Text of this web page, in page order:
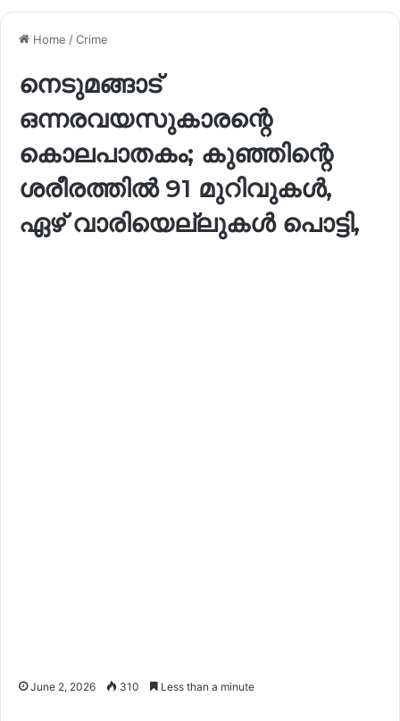
Home /Crime
നെടുമങ്ങാട്
ഒന്നരവയസുകാരന്റെ
കൊലപാതകം; കുഞ്ഞിന്റെ
ശരീരത്തിൽ 91 മുറിവുകൾ,
ഏഴ് വാരിയെല്ലുകൾ പൊട്ടി,
June 2, 2026 310 Less than a minute